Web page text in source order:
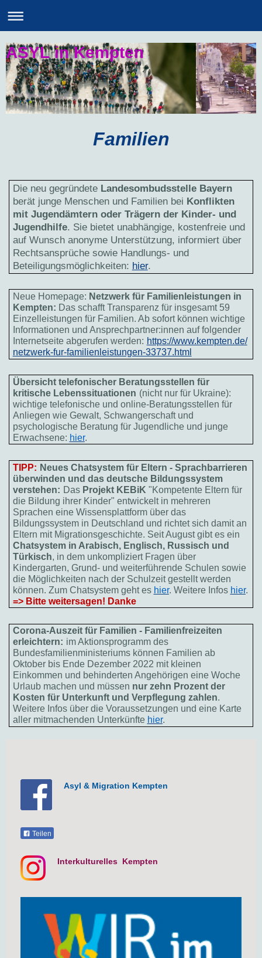
ASYL in Kempten
Familien
Die neu gegründete Landesombudsstelle Bayern
berät junge Menschen und Familien bei Konflikten
mit Jugendämtern oder Trägern der Kinder- und
Jugendhilfe. Sie bietet unabhängige, kostenfreie und
auf Wunsch anonyme Unterstützung, informiert über
Rechtsansprüche sowie Handlungs- und
Beteiligungsmöglichkeiten: hier.
Neue Homepage: Netzwerk für Familienleistungen in
Kempten: Das schafft Transparenz für insgesamt 59
Einzelleistungen für Familien. Ab sofort können wichtige
Informationen und Ansprechpartner:innen auf folgender
Internetseite abgerufen werden: https://www.kempten.de/
netzwerk-fur-familienleistungen-33737.html
Übersicht telefonischer Beratungsstellen für
kritische Lebenssituationen (nicht nur für Ukraine):
wichtige telefonische und online-Beratungsstellen für
Anliegen wie Gewalt, Schwangerschaft und
psychologische Beratung für Jugendliche und junge
Erwachsene: hier.
TIPP: Neues Chatsystem für Eltern - Sprachbarrieren
überwinden und das deutsche Bildungssystem
verstehen: Das Projekt KEBiK "Kompetente Eltern für
die Bildung ihrer Kinder" entwickelt in mehreren
Sprachen eine Wissensplattform über das
Bildungssystem in Deutschland und richtet sich damit an
Eltern mit Migrationsgeschichte. Seit August gibt es ein
Chatsystem in Arabisch, Englisch, Russisch und
Türkisch, in dem unkompliziert Fragen über
Kindergarten, Grund- und weiterführende Schulen sowie
die Möglichkeiten nach der Schulzeit gestellt werden
können. Zum Chatsystem geht es hier. Weitere Infos hier.
=> Bitte weitersagen! Danke
Corona-Auszeit für Familien - Familienfreizeiten
erleichtern: im Aktionsprogramm des
Bundesfamilienministeriums können Familien ab
Oktober bis Ende Dezember 2022 mit kleinen
Einkommen und behinderten Angehörigen eine Woche
Urlaub machen und müssen nur zehn Prozent der
Kosten für Unterkunft und Verpflegung zahlen.
Weitere Infos über die Voraussetzungen und eine Karte
aller mitmachenden Unterkünfte hier.
Asyl & Migration Kempten
Teilen
Interkulturelles Kempten